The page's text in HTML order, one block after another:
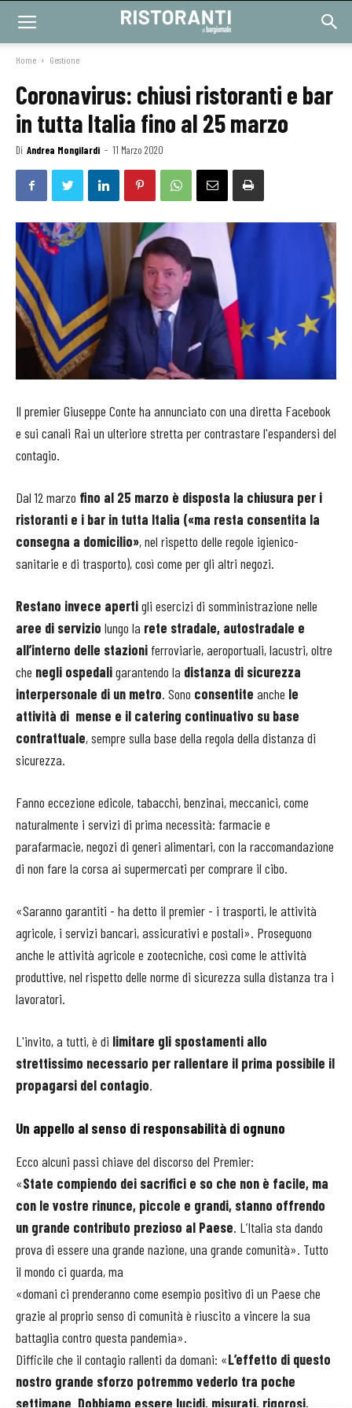
Home Gestione
Coronavirus: chiusi ristoranti e bar
in tutta Italia fino al 25 marzo
Di Andrea Mongilardi - 11 Marzo 2020
Il premier Giuseppe Conte ha annunciato con una diretta Facebook
e sui canali Rai un ulteriore stretta per contrastare l'espandersi del
contagio.
Dal 12 marzo fino al 25 marzo è disposta la chiusura per i
ristoranti e i bar in tutta Italia («ma resta consentita la
consegna a domicilio», nel rispetto delle regole igienico-
sanitarie e di trasporto), così come per gli altri negozi.
Restano invece apertigli esercizi di somministrazione nelle
aree di servizio lungo la rete stradale, autostradale e
all’interno delle stazioniferroviarie, aeroportuali, lacustri, oltre
che negli ospedaligarantendo la distanza di sicurezza
interpersonale di un metro. Sono consentite anche le
attività di mense e il catering continuativo su base
contrattuale, sempre sulla base della regola della distanza di
sicurezza.
Fanno eccezione edicole, tabacchi, benzinai, meccanici, come
naturalmente i servizi di prima necessità: farmacie e
parafarmacie, negozi di generi alimentari, con la raccomandazione
di non fare la corsa ai supermercati per comprare il cibo.
«Saranno garantiti - ha detto il premier - i trasporti, le attività
agricole, i servizi bancari, assicurativi e postali». Proseguono
anche le attività agricole e zootecniche, così come le attività
produttive, nel rispetto delle norme di sicurezza sulla distanza tra i
lavoratori.
L'invito, a tutti, è di limitare gli spostamenti allo
strettissimo necessario per rallentare il prima possibile il
propagarsi del contagio.
Un appello al senso di responsabilità di ognuno
Ecco alcuni passi chiave del discorso del Premier:
«State compiendo dei sacrifici e so che non è facile, ma
con le vostre rinunce, piccole e grandi, stanno offrendo
un grande contributo prezioso al Paese. L’Italia sta dando
prova di essere una grande nazione, una grande comunità». Tutto
il mondo ci guarda, ma
«domani ci prenderanno come esempio positivo di un Paese che
grazie al proprio senso di comunità è riuscito a vincere la sua
battaglia contro questa pandemia».
Difficile che il contagio rallenti da domani: «L’effetto di questo
nostro grande sforzo potremmo vederlo tra poche
settimane Dobbiamo essere lucidi, misurati, rigorosi,